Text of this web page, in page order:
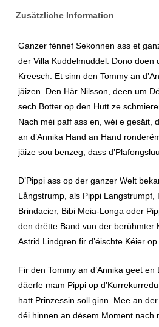
Westerlund-
Monnet
Menge
Zusätzliche Information
Ganzer fënnef Sekonnen ass et
der Villa Kuddelmuddel. Dono doen
Kreesch. Et sinn den Tommy an
jäizen. Den Här Nilsson, deen um
sech Botter op den Hutt ze
Nach méi paff ass en, wéi e gesäit,
an d’Annika Hand an Hand
jäize sou benzeg, dass
D’Pippi ass op der ganzer Welt
Långstrump, als Pippi
Brindacier, Bibi Meia-Longa oder
den drëtte Band vun der berühmter
Astrid Lindgren fir d’éischte Kéier
Fir den Tommy an d’Annika geet
däerfe mam Pippi op
hatt Prinzessin soll ginn. Mee an
déi hinnen an dësem Moment nach